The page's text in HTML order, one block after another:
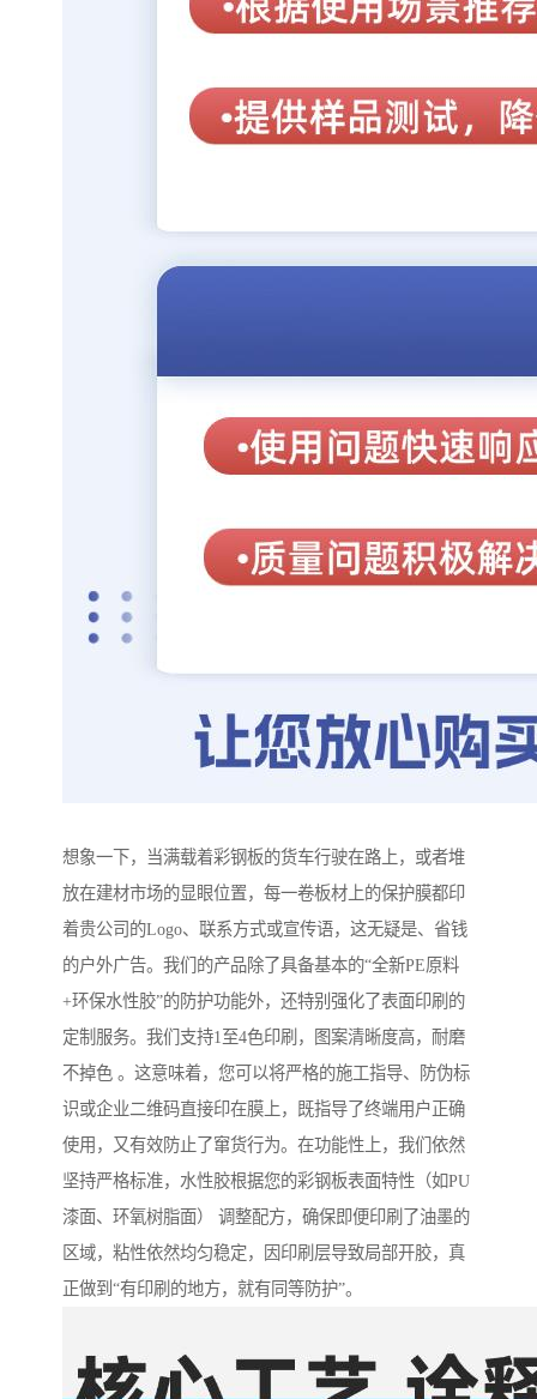
想象一下，当满载着彩钢板的货车行驶在路上，或者堆
放在建材市场的显眼位置，每一卷板材上的保护膜都印
着贵公司的Logo、联系方式或宣传语，这无疑是、省钱
的户外广告。我们的产品除了具备基本的“全新PE原料
+环保水性胶”的防护功能外，还特别强化了表面印刷的
定制服务。我们支持1至4色印刷，图案清晰度高，耐磨
不掉色 。这意味着，您可以将严格的施工指导、防伪标
识或企业二维码直接印在膜上，既指导了终端用户正确
使用，又有效防止了窜货行为。在功能性上，我们依然
坚持严格标准，水性胶根据您的彩钢板表面特性（如PU
漆面、环氧树脂面） 调整配方，确保即便印刷了油墨的
区域，粘性依然均匀稳定，因印刷层导致局部开胶，真
正做到“有印刷的地方，就有同等防护”。